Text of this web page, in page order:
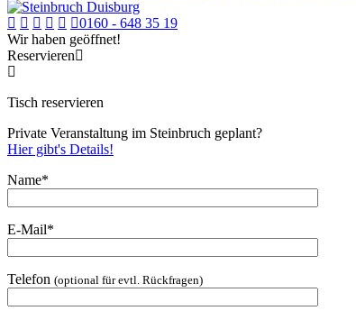
0160 - 648 35 19
Wir haben geöffnet!
Reservieren
Tisch reservieren
Private Veranstaltung im Steinbruch geplant?
Hier gibt's Details!
Name*
E-Mail*
Telefon (optional für evtl. Rückfragen)